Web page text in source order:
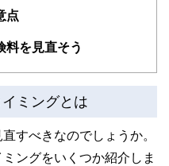
引士、相続診断士、住宅ローンア
、相続、保険、ローンなどの話
る点です。
体制を築くことで、内容のわかり
点
料を見直そう
ミングとは
すべきなのでしょうか。
ングをいくつか紹介しま